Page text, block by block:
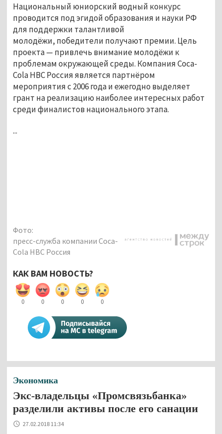
Национальный юниорский водный конкурс
проводится под эгидой образования и науки РФ
для поддержки талантливой
молодёжи, победители получают премии. Цель
проекта — привлечь внимание молодёжи к
проблемам окружающей среды. Компания Coca-
Cola HBC Россия является партнёром
мероприятия с 2006 года и ежегодно выделяет
грант на реализацию наиболее интересных работ
среди финалистов национального этапа.
...
Фото:
пресс-служба компании Coca-
Cola HBC Россия
КАК ВАМ НОВОСТЬ?
0 0 0 0 0
Экономика
Экс-владельцы «Промсвязьбанка»
разделили активы после его санации
27.02.2018 11:34